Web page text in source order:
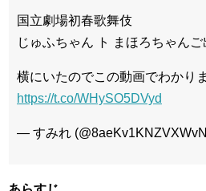
国立劇場初春歌舞伎
じゅふちゃん ト まほろちゃんご
横にいたのでこの動画でわかり
https://t.co/WHySO5DVyd
— すみれ